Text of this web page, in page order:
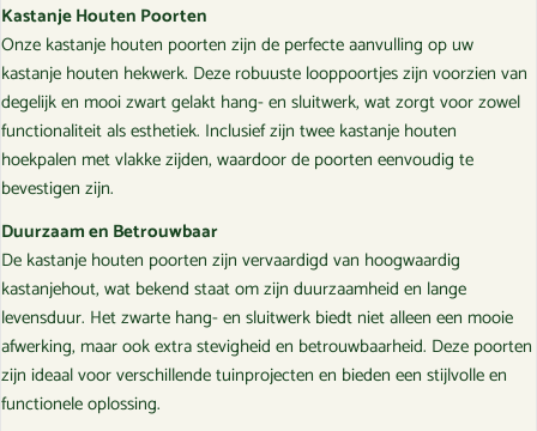
Kastanje Houten Poorten
Onze kastanje houten poorten zijn de perfecte aanvulling op uw
kastanje houten hekwerk. Deze robuuste looppoortjes zijn voorzien van
degelijk en mooi zwart gelakt hang- en sluitwerk, wat zorgt voor zowel
functionaliteit als esthetiek. Inclusief zijn twee kastanje houten
hoekpalen met vlakke zijden, waardoor de poorten eenvoudig te
bevestigen zijn.
Duurzaam en Betrouwbaar
De kastanje houten poorten zijn vervaardigd van hoogwaardig
kastanjehout, wat bekend staat om zijn duurzaamheid en lange
levensduur. Het zwarte hang- en sluitwerk biedt niet alleen een mooie
afwerking, maar ook extra stevigheid en betrouwbaarheid. Deze poorten
zijn ideaal voor verschillende tuinprojecten en bieden een stijlvolle en
functionele oplossing.